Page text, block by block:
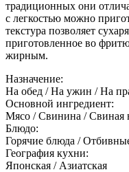
традиционных они
с легкостью можно
текстура позволяет
приготовленное во
жирным.
Назначение:
На обед / На ужин / На
Основной ингредиент:
Мясо / Свинина / Свиная
Блюдо:
Горячие блюда /
География кухни:
Японская / Азиатская